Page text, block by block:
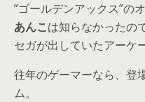
”ゴールデンアックス”の
あんこは知らなかったの
セガが出していたアーケ
往年のゲーマーなら、登
ム。